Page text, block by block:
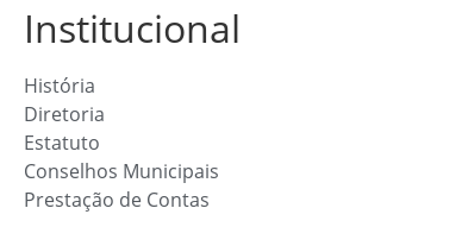
Institucional
História
Diretoria
Estatuto
Conselhos Municipais
Prestação de Contas